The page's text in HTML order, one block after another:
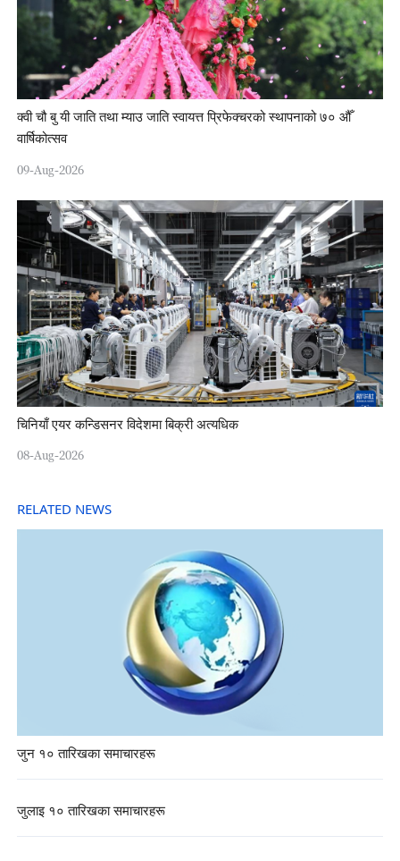
क्वी चौ बु यी जाति तथा म्याउ जाति स्वायत्त प्रिफेक्चरको स्थापनाको ७० औँ
वार्षिकोत्सव
09-Aug-2026
चिनियाँ एयर कन्डिसनर विदेशमा बिक्री अत्यधिक
08-Aug-2026
RELATED NEWS
जुन १० तारिखका समाचारहरू
जुलाइ १० तारिखका समाचारहरू